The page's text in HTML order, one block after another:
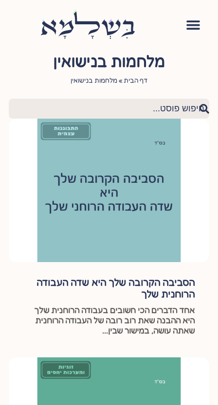
מלחמות בנישואין
דף הבית »מלחמות בנישואין
הסביבה הקרובה שלך היא שדה העבודה
הרוחנית שלך
אחד הדברים הכי חשובים בעבודה הרוחנית שלך
היא ההבנה שאת רוב רובה של העבודה הרוחנית
שאתה עושה, במישור שבין...